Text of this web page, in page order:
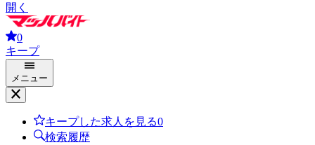
開く
0
キープ
メニュー
キープした求人を見る0
検索履歴